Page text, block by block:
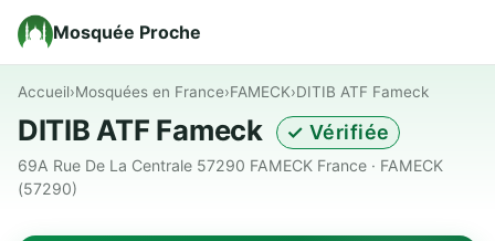
Mosquée Proche
Accueil›Mosquées en France›FAMECK›DITIB ATF Fameck
DITIB ATF Fameck ✓ Vérifiée
69A Rue De La Centrale 57290 FAMECK France · FAMECK
(57290)